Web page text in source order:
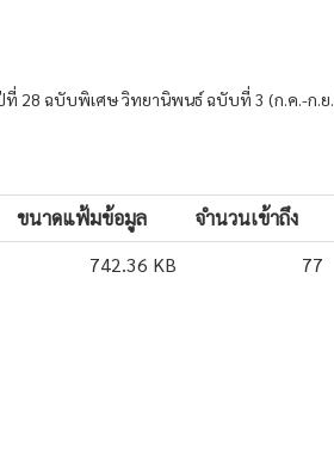
ที่ 28 ฉบับพิเศษ วิทยานิพนธ์ ฉบับที่ 3 (ก.ค.-ก.ย
ขนาดแฟ้มข้อมูล จำนวนเข้าถึง
742.36 KB 77